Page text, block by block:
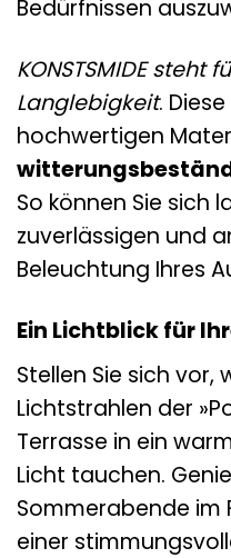
Bedürfnissen
KONSTSMIDE steht
Langlebigkeit.
hochwertigen
So können Sie sich
zuverlässigen und
Beleuchtung Ihres
Ein Lichtblick für
Stellen Sie sich vor,
Lichtstrahlen der
Terrasse in ein
Licht tauchen.
Sommerabende im
einer